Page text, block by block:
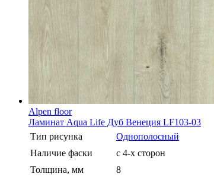
Alpen floor
Ламинат Aqua Life Дуб Венеция LF103-03
Тип рисунка
Однополосный
Наличие фаски
с 4-х сторон
Толщина, мм
8